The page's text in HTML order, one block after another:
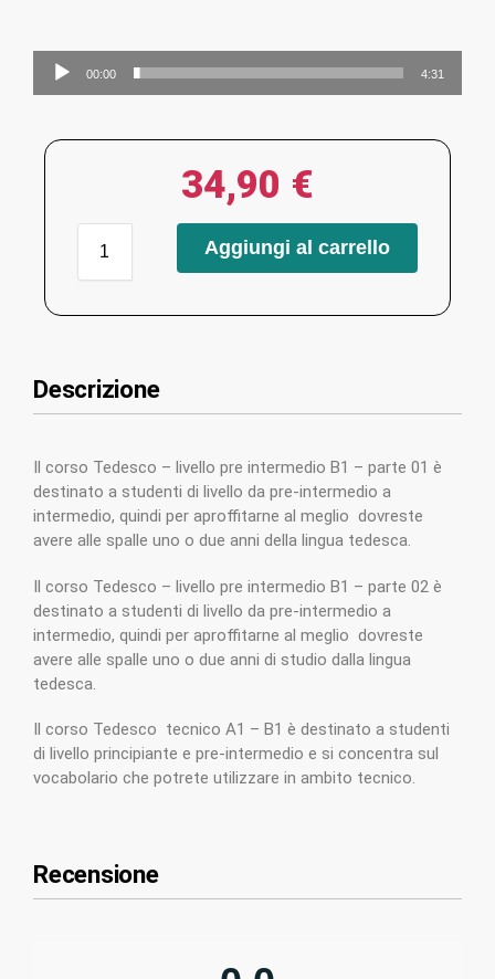
Audio
Player
00:00 4:31
34,90 €
Aggiungi al carrello
Descrizione
Il corso Tedesco – livello pre intermedio B1 – parte 01 è
destinato a studenti di livello da pre-intermedio a
intermedio, quindi per aproffitarne al meglio dovreste
avere alle spalle uno o due anni della lingua tedesca.
Il corso Tedesco – livello pre intermedio B1 – parte 02 è
destinato a studenti di livello da pre-intermedio a
intermedio, quindi per aproffitarne al meglio dovreste
avere alle spalle uno o due anni di studio dalla lingua
tedesca.
Il corso Tedesco tecnico A1 – B1 è destinato a studenti
di livello principiante e pre-intermedio e si concentra sul
vocabolario che potrete utilizzare in ambito tecnico.
Recensione